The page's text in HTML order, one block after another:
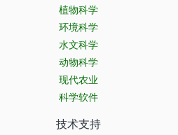
植物科学
环境科学
水文科学
动物科学
现代农业
科学软件
技术支持